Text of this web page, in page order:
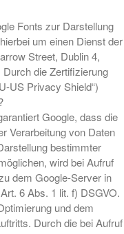
Fonts zur Darstellung
um einen Dienst der
Street, Dublin 4,
Durch die Zertifizierung
US Privacy Shield“)
Google, dass die
Verarbeitung von Daten
bestimmter
wird bei Aufruf
dem Google-Server in
6 Abs. 1 lit. f) DSGVO.
und dem
Durch die bei Aufruf